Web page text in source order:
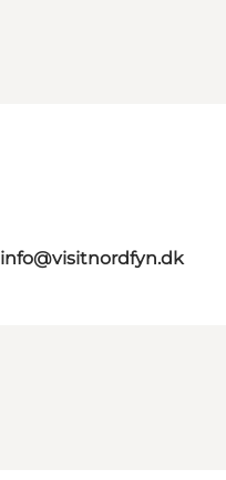
info@visitnordfyn.dk